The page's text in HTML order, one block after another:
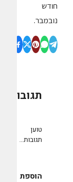
חודש
נובמבר.
תגובות
טוען
תגובות...
הוספת